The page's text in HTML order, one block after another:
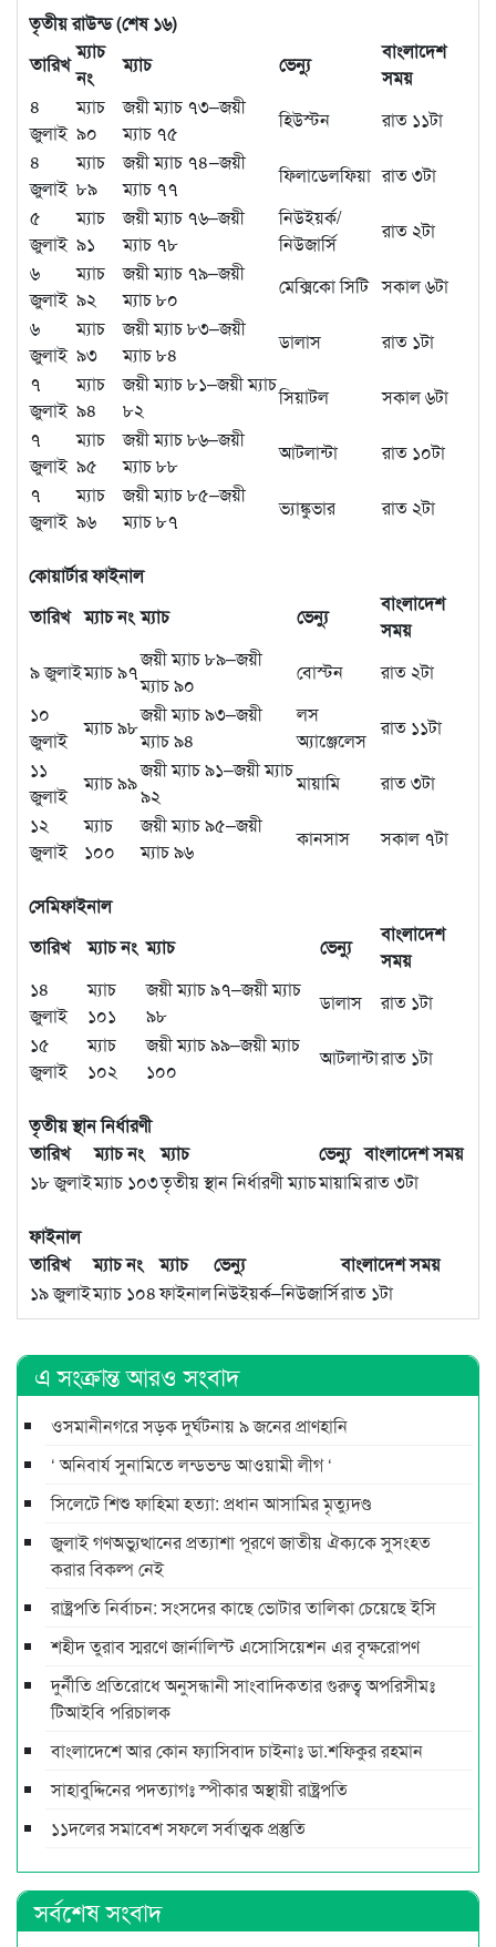
তৃতীয় রাউন্ড (শেষ ১৬)
তারিখ
ম্যাচ
নং
ম্যাচ ভেন্যু
বাংলাদেশ
সময়
৪
জুলাই
ম্যাচ
৯০
জয়ী ম্যাচ ৭৩–জয়ী
ম্যাচ ৭৫
হিউস্টন
রাত ১১টা
৪
জুলাই
ম্যাচ
৮৯
জয়ী ম্যাচ ৭৪–জয়ী
ম্যাচ ৭৭
ফিলাডেলফিয়া রাত ৩টা
৫
জুলাই
ম্যাচ
৯১
জয়ী ম্যাচ ৭৬–জয়ী
ম্যাচ ৭৮
নিউইয়র্ক/
নিউজার্সি
রাত ২টা
৬
জুলাই
ম্যাচ
৯২
জয়ী ম্যাচ ৭৯–জয়ী
ম্যাচ ৮০
মেক্সিকো সিটি সকাল ৬টা
৬
জুলাই
ম্যাচ
৯৩
জয়ী ম্যাচ ৮৩–জয়ী
ম্যাচ ৮৪
ডালাস
রাত ১টা
৭
জুলাই
ম্যাচ
৯৪
জয়ী ম্যাচ ৮১–জয়ী ম্যাচ
৮২
সিয়াটল
সকাল ৬টা
৭
জুলাই
ম্যাচ
৯৫
জয়ী ম্যাচ ৮৬–জয়ী
ম্যাচ ৮৮
আটলান্টা
রাত ১০টা
৭
জুলাই
ম্যাচ
৯৬
জয়ী ম্যাচ ৮৫–জয়ী
ম্যাচ ৮৭
ভ্যাঙ্কুভার রাত ২টা
কোয়ার্টার ফাইনাল
তারিখ ম্যাচ নং ম্যাচ ভেন্যু
বাংলাদেশ
সময়
৯ জুলাইম্যাচ ৯৭
জয়ী ম্যাচ ৮৯–জয়ী
ম্যাচ ৯০
বোস্টন
রাত ২টা
১০
জুলাই
ম্যাচ ৯৮
জয়ী ম্যাচ ৯৩–জয়ী
ম্যাচ ৯৪
লস
অ্যাঞ্জেলেস
রাত ১১টা
১১
জুলাই
ম্যাচ ৯৯
জয়ী ম্যাচ ৯১–জয়ী ম্যাচ
৯২
মায়ামি
রাত ৩টা
১২
জুলাই
ম্যাচ
১০০
জয়ী ম্যাচ ৯৫–জয়ী
ম্যাচ ৯৬
কানসাস সকাল ৭টা
সেমিফাইনাল
তারিখ
ম্যাচ নং ম্যাচ ভেন্যু
বাংলাদেশ
সময়
১৪
জুলাই
ম্যাচ
১০১
জয়ী ম্যাচ ৯৭–জয়ী ম্যাচ
৯৮
ডালাস
রাত ১টা
১৫
জুলাই
ম্যাচ
১০২
জয়ী ম্যাচ ৯৯–জয়ী ম্যাচ
১০০
আটলান্টারাত ১টা
তৃতীয় স্থান নির্ধারণী
তারিখ
ম্যাচ নং ম্যাচ ভেন্যু বাংলাদেশ সময়
১৮ জুলাইম্যাচ ১০৩তৃতীয় স্থান নির্ধারণী ম্যাচমায়ামিরাত ৩টা
ফাইনাল
তারিখ
ম্যাচ নং ম্যাচ ভেন্যু
বাংলাদেশ সময়
১৯ জুলাইম্যাচ ১০৪ফাইনালনিউইয়র্ক–নিউজার্সিরাত ১টা
এ সংক্রান্ত আরও সংবাদ
ওসমানীনগরে সড়ক দুর্ঘটনায় ৯ জনের প্রাণহানি
‘ অনিবার্য সুনামিতে লন্ডভন্ড আওয়ামী লীগ ‘
সিলেটে শিশু ফাহিমা হত্যা: প্রধান আসামির মৃত্যুদণ্ড
জুলাই গণঅভ্যুত্থানের প্রত্যাশা পূরণে জাতীয় ঐক্যকে সুসংহত
করার বিকল্প নেই
রাষ্ট্রপতি নির্বাচন: সংসদের কাছে ভোটার তালিকা চেয়েছে ইসি
শহীদ তুরাব স্মরণে জার্নালিস্ট এসোসিয়েশন এর বৃক্ষরোপণ
দুর্নীতি প্রতিরোধে অনুসন্ধানী সাংবাদিকতার গুরুত্ব অপরিসীমঃ
টিআইবি পরিচালক
বাংলাদেশে আর কোন ফ্যাসিবাদ চাইনাঃ ডা.শফিকুর রহমান
সাহাবুদ্দিনের পদত্যাগঃ স্পীকার অস্থায়ী রাষ্ট্রপতি
১১দলের সমাবেশ সফলে সর্বাত্মক প্রস্তুতি
সর্বশেষ সংবাদ